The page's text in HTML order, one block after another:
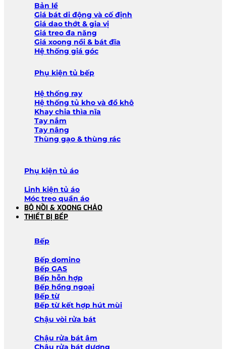
Bản lề
Giá bát di động và cố định
Giá dao thớt & gia vị
Giá treo đa năng
Giá xoong nồi & bát đĩa
Hệ thống giá góc
Phụ kiện tủ bếp
Hệ thống ray
Hệ thống tủ kho và đồ khô
Khay chia thìa nĩa
Tay nắm
Tay nâng
Thùng gạo & thùng rác
Phụ kiện tủ áo
Linh kiện tủ áo
Móc treo quần áo
BỘ NỒI & XOONG CHẢO
THIẾT BỊ BẾP
Bếp
Bếp domino
Bếp GAS
Bếp hỗn hợp
Bếp hồng ngoại
Bếp từ
Bếp từ kết hợp hút mùi
Chậu vòi rửa bát
Chậu rửa bát âm
Chậu rửa bát dương